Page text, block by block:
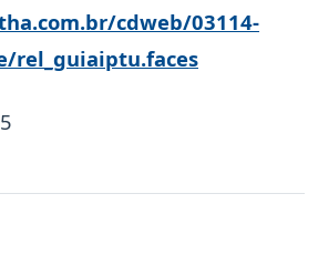
cdweb/03114-
rel_guiaiptu.faces